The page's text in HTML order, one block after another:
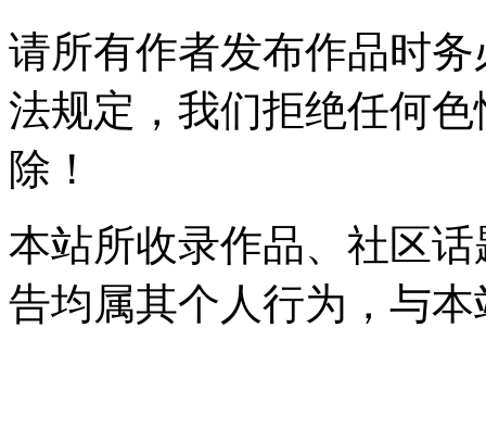
请所有作者发布作品时
法规定，我们拒绝任何
除！
本站所收录作品、社区
告均属其个人行为，与